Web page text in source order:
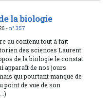
la biologie
- n° 357
au contenu tout à fait
des sciences Laurent
de la biologie le constat
apparaît de nos jours
qui pourtant manque de
point de vue de son